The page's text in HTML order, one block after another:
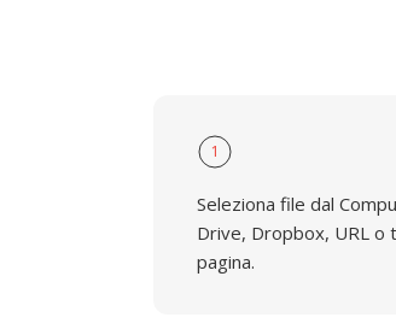
1
Seleziona file dal
Drive, Dropbox, URL o
pagina.